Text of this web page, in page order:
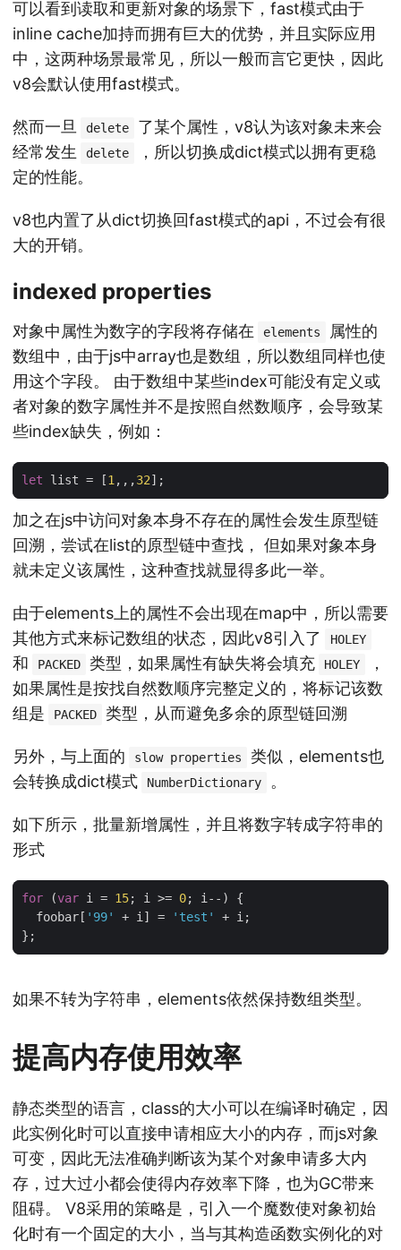
可以看到读取和更新对象的场景下，fast模式由于
inline cache加持而拥有巨大的优势，并且实际应用
中，这两种场景最常见，所以一般而言它更快，因此
v8会默认使用fast模式。
然而一旦 delete
了某个属性，v8认为该对象未来会
经常发生
delete
，所以切换成dict模式以拥有更稳
定的性能。
v8也内置了从dict切换回fast模式的api，不过会有很
大的开销。
indexed properties
对象中属性为数字的字段将存储在 elements
属性的
数组中，由于js中array也是数组，所以数组同样也使
用这个字段。 由于数组中某些index可能没有定义或
者对象的数字属性并不是按照自然数顺序，会导致某
些index缺失，例如：
let list = [1,,,32];
加之在js中访问对象本身不存在的属性会发生原型链
回溯，尝试在list的原型链中查找， 但如果对象本身
就未定义该属性，这种查找就显得多此一举。
由于elements上的属性不会出现在map中，所以需要
其他方式来标记数组的状态，因此v8引入了
HOLEY
和 PACKED 类型，如果属性有缺失将会填充 HOLEY
，
如果属性是按找自然数顺序完整定义的，将标记该数
组是
PACKED 类型，从而避免多余的原型链回溯
另外，与上面的 slow properties
类似，elements也
会转换成dict模式
NumberDictionary 。
如下所示，批量新增属性，并且将数字转成字符串的
形式
for (var i = 15; i >= 0; i-- )
{
foobar [ '99' + i] = 'test' + i;
};
如果不转为字符串，elements依然保持数组类型。
提高内存使用效率
静态类型的语言，class的大小可以在编译时确定，因
此实例化时可以直接申请相应大小的内存，而js对象
可变，因此无法准确判断该为某个对象申请多大内
存，过大过小都会使得内存效率下降，也为GC带来
阻碍。 V8采用的策略是，引入一个魔数使对象初始
化时有一个固定的大小，当与其构造函数实例化的对